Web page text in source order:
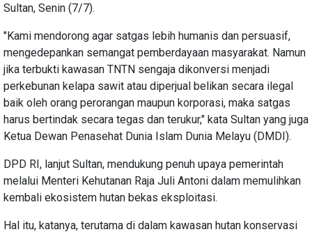
Sultan, Senin (7/7).
"Kami mendorong agar satgas lebih humanis dan persuasif,
mengedepankan semangat pemberdayaan masyarakat. Namun
jika terbukti kawasan TNTN sengaja dikonversi menjadi
perkebunan kelapa sawit atau diperjual belikan secara ilegal
baik oleh orang perorangan maupun korporasi, maka satgas
harus bertindak secara tegas dan terukur," kata Sultan yang juga
Ketua Dewan Penasehat Dunia Islam Dunia Melayu (DMDI).
DPD RI, lanjut Sultan, mendukung penuh upaya pemerintah
melalui Menteri Kehutanan Raja Juli Antoni dalam memulihkan
kembali ekosistem hutan bekas eksploitasi.
Hal itu, katanya, terutama di dalam kawasan hutan konservasi